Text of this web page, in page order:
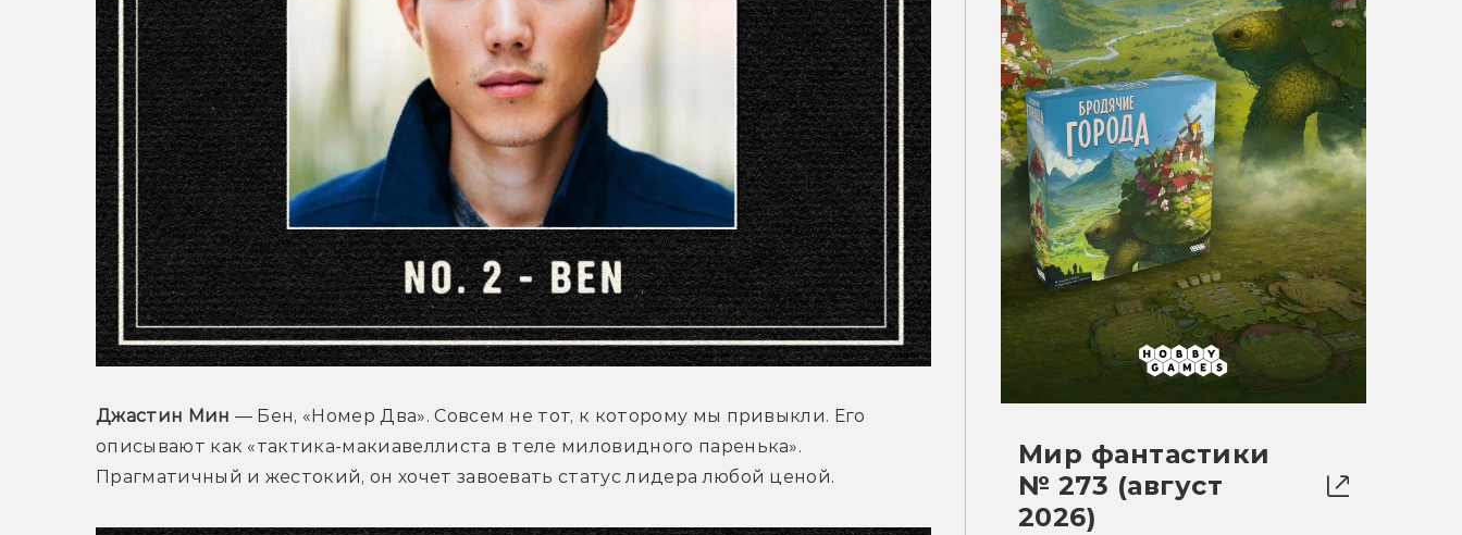
Джастин Мин — Бен, «Номер Два». Совсем не тот, к которому мы привыкли. Его
описывают как «тактика-макиавеллиста в теле миловидного паренька».
Прагматичный и жестокий, он хочет завоевать статус лидера любой ценой.
Мир фантастики
№ 273 (август
2026)